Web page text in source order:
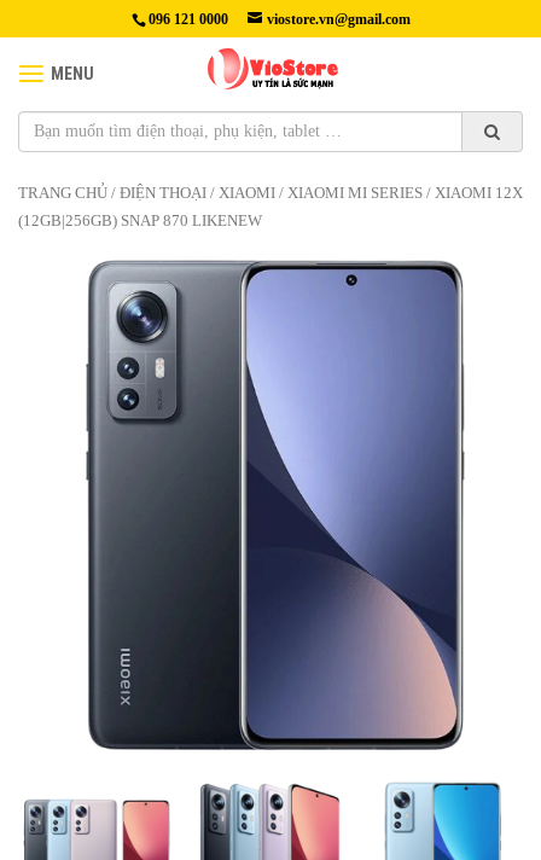
096 121 0000 viostore.vn@gmail.com
MENU
TRANG CHỦ / ĐIỆN THOẠI / XIAOMI / XIAOMI MI SERIES / XIAOMI 12X
(12GB|256GB) SNAP 870 LIKENEW